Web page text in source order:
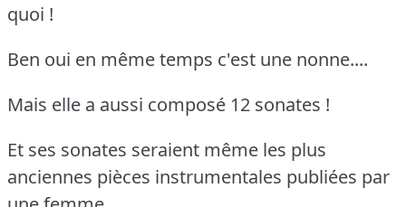
quoi !
Ben oui en même temps c'est une nonne....
Mais elle a aussi composé 12 sonates !
Et ses sonates seraient même les plus
anciennes pièces instrumentales publiées par